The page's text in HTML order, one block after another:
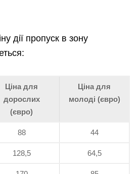
дії пропуск в зону
Ціна для
дорослих
(євро)
Ціна для
молоді (євро)
88 44
128,5 64,5